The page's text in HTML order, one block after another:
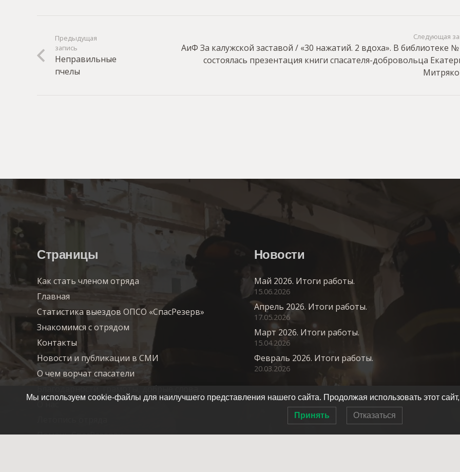
Предыдущая
запись
Неправильные
пчелы
Следующая
АиФ За калужской заставой / «30 нажатий. 2 вдоха». В библиотеке
состоялась презентация книги спасателя-добровольца
Страницы
Как стать членом отряда
Главная
Статистика выездов ОПСО «СпасРезерв»
Знакомимся с отрядом
Контакты
Новости и публикации в СМИ
О чем ворчат спасатели
Благодарности, грамоты, добрые слова…
Помочь СпасРезерву
Новости
Май 2026. Итоги работы.
15.06.2026
Апрель 2026. Итоги работы.
17.05.2026
Март 2026. Итоги работы.
15.04.2026
Февраль 2026. Итоги работы.
20.03.2026
Мы используем cookie-файлы для наилучшего представления нашего сайта. Продолжая использовать этот
Принять Отказаться